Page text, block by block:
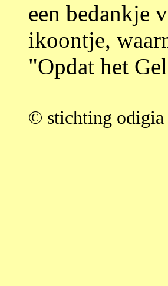
een bedankje
ikoontje,
"Opdat het
© stichting odigia